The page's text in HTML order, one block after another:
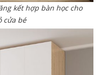
kết hợp bàn học cho
cửa bé